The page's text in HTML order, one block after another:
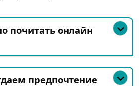
почитать онлайн
предпочтение